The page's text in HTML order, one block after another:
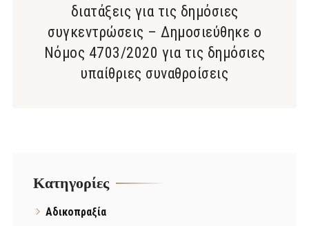
διατάξεις για τις δημόσιες
συγκεντρώσεις – Δημοσιεύθηκε ο
Νόμος 4703/2020 για τις δημόσιες
υπαίθριες συναθροίσεις
Kατηγορίες
Αδικοπραξία